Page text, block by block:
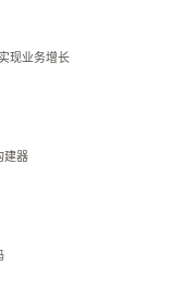
现业务增长
建器